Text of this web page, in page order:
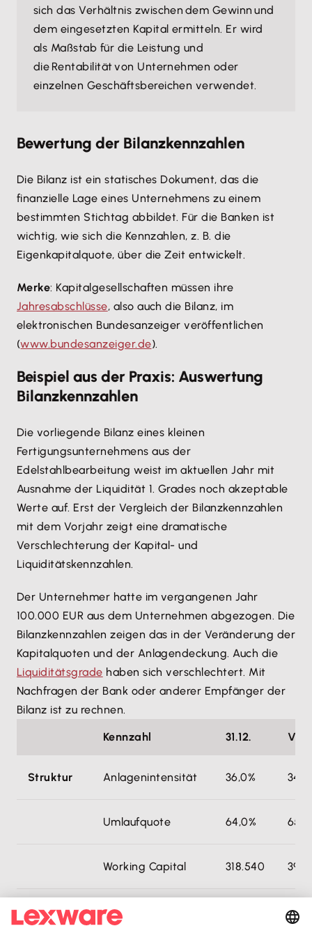
sich das Verhältnis zwischen dem Gewinn und
dem eingesetzten Kapital ermitteln. Er wird
als Maßstab für die Leistung und
die Rentabilität von Unternehmen oder
einzelnen Geschäftsbereichen verwendet.
Bewertung der Bilanzkennzahlen
Die Bilanz ist ein statisches Dokument, das die
finanzielle Lage eines Unternehmens zu einem
bestimmten Stichtag abbildet. Für die Banken ist
wichtig, wie sich die Kennzahlen, z. B. die
Eigenkapitalquote, über die Zeit entwickelt.
Merke: Kapitalgesellschaften müssen ihre
Jahresabschlüsse, also auch die Bilanz, im
elektronischen Bundesanzeiger veröffentlichen
(www.bundesanzeiger.de).
Beispiel aus der Praxis: Auswertung
Bilanzkennzahlen
Die vorliegende Bilanz eines kleinen
Fertigungsunternehmens aus der
Edelstahlbearbeitung weist im aktuellen Jahr mit
Ausnahme der Liquidität 1. Grades noch akzeptable
Werte auf. Erst der Vergleich der Bilanzkennzahlen
mit dem Vorjahr zeigt eine dramatische
Verschlechterung der Kapital- und
Liquiditätskennzahlen.
Der Unternehmer hatte im vergangenen Jahr
100.000 EUR aus dem Unternehmen abgezogen. Die
Bilanzkennzahlen zeigen das in der Veränderung der
Kapitalquoten und der Anlagendeckung. Auch die
Liquiditätsgrade haben sich verschlechtert. Mit
Nachfragen der Bank oder anderer Empfänger der
Bilanz ist zu rechnen.
Kennzahl 31.12.
Struktur Anlagenintensität 36,0%
Umlaufquote 64,0%
Working Capital 318.540
Kapital Eigenkapitalquote